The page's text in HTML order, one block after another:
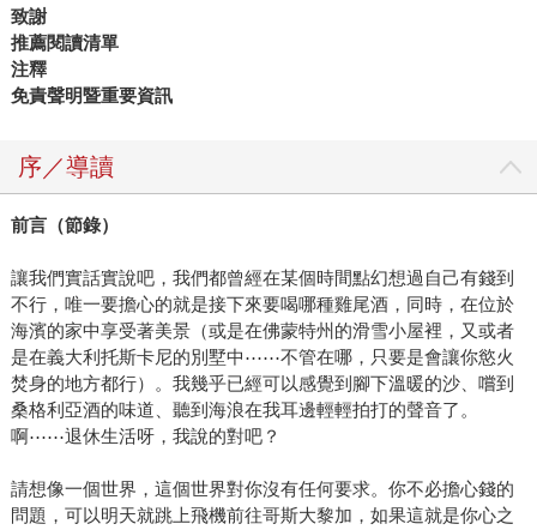
致謝
推薦閱讀清單
注釋
免責聲明暨重要資訊
序／導讀
前言（節錄）
讓我們實話實說吧，我們都曾經在某個時間點幻想過自己有錢到
不行，唯一要擔心的就是接下來要喝哪種雞尾酒，同時，在位於
海濱的家中享受著美景（或是在佛蒙特州的滑雪小屋裡，又或者
是在義大利托斯卡尼的別墅中⋯⋯不管在哪，只要是會讓你慾火
焚身的地方都行）。我幾乎已經可以感覺到腳下溫暖的沙、嚐到
桑格利亞酒的味道、聽到海浪在我耳邊輕輕拍打的聲音了。
啊⋯⋯退休生活呀，我說的對吧？
請想像一個世界，這個世界對你沒有任何要求。你不必擔心錢的
問題，可以明天就跳上飛機前往哥斯大黎加，如果這就是你心之